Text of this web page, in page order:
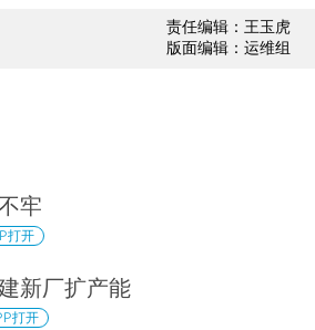
责任编辑：王玉虎
版面编辑：运维组
牢
打开
新厂扩产能
打开